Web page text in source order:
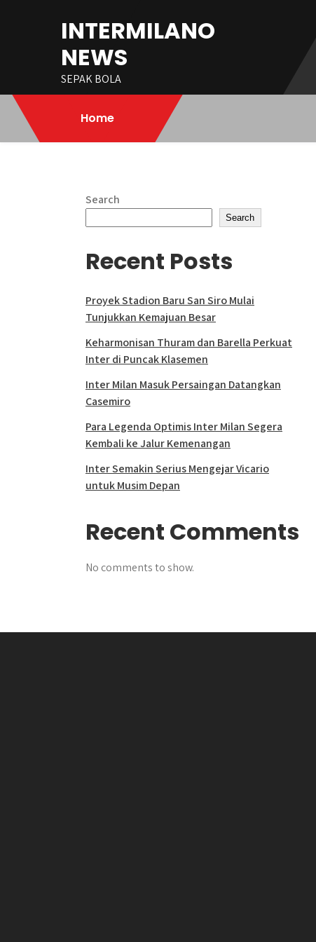
INTERMILANO
NEWS
SEPAK BOLA
Home
Search
Search
Recent Posts
Proyek Stadion Baru San Siro Mulai
Tunjukkan Kemajuan Besar
Keharmonisan Thuram dan Barella Perkuat
Inter di Puncak Klasemen
Inter Milan Masuk Persaingan Datangkan
Casemiro
Para Legenda Optimis Inter Milan Segera
Kembali ke Jalur Kemenangan
Inter Semakin Serius Mengejar Vicario
untuk Musim Depan
Recent Comments
No comments to show.